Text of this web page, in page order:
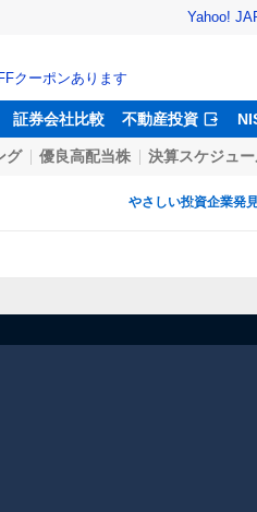
Yahoo!
クーポンあります
証券会社比較 不動産投資
グ 優良高配当株 決算スケジュ
やさしい投資企業発